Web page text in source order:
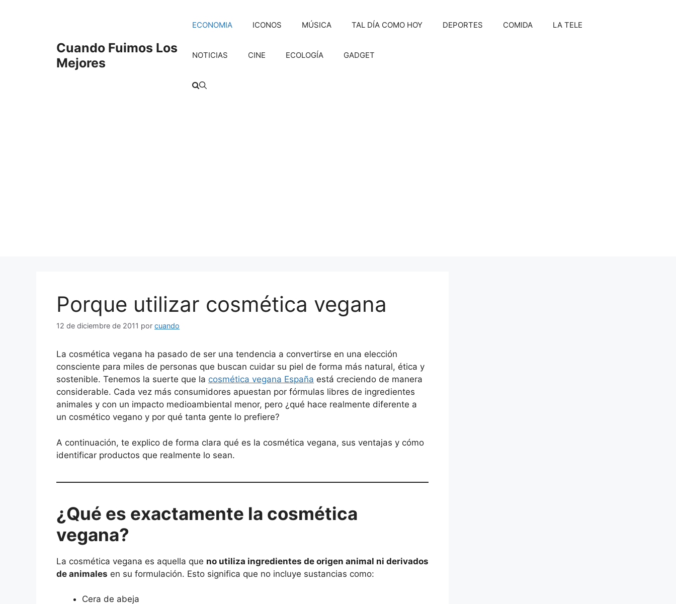
Cuando Fuimos Los
Mejores
ECONOMIA ICONOS MÚSICA TAL DÍA COMO HOY DEPORTES COMIDA LA TELE
NOTICIAS CINE ECOLOGÍA GADGET
Porque utilizar cosmética vegana
12 de diciembre de 2011 por cuando
La cosmética vegana ha pasado de ser una tendencia a convertirse en una elección
consciente para miles de personas que buscan cuidar su piel de forma más natural, ética y
sostenible. Tenemos la suerte que la cosmética vegana España está creciendo de manera
considerable. Cada vez más consumidores apuestan por fórmulas libres de ingredientes
animales y con un impacto medioambiental menor, pero ¿qué hace realmente diferente a
un cosmético vegano y por qué tanta gente lo prefiere?
A continuación, te explico de forma clara qué es la cosmética vegana, sus ventajas y cómo
identificar productos que realmente lo sean.
¿Qué es exactamente la cosmética
vegana?
La cosmética vegana es aquella que no utiliza ingredientes de origen animal ni derivados
de animales en su formulación. Esto significa que no incluye sustancias como:
Cera de abeja